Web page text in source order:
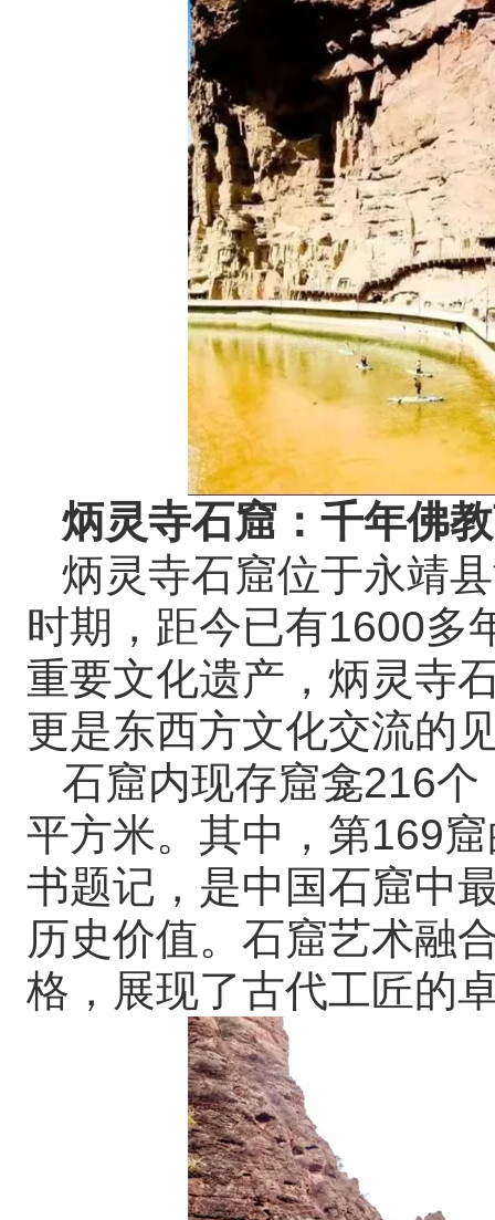
炳灵寺石窟：千年佛
炳灵寺石窟位于永靖
时期，距今已有1600多
重要文化遗产，炳灵寺
更是东西方文化交流的
石窟内现存窟龛216
平方米。其中，第169
书题记，是中国石窟中
历史价值。石窟艺术融
格，展现了古代工匠的